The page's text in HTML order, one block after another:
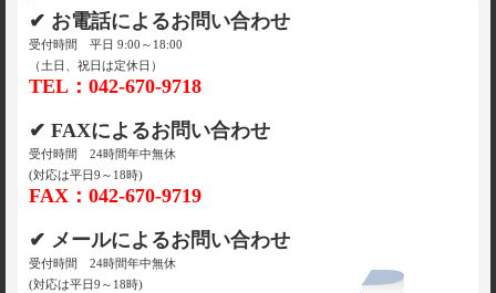
✔ お電話によるお問い合わせ
受付時間 平日 9:00～18:00
（土日、祝日は定休日）
TEL：042-670-9718
✔ FAXによるお問い合わせ
受付時間 24時間年中無休
(対応は平日9～18時)
FAX：042-670-9719
✔ メールによるお問い合わせ
受付時間 24時間年中無休
(対応は平日9～18時)